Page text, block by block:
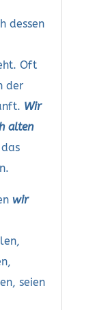
dessen
Oft
der
Wir
alten
wir
seien